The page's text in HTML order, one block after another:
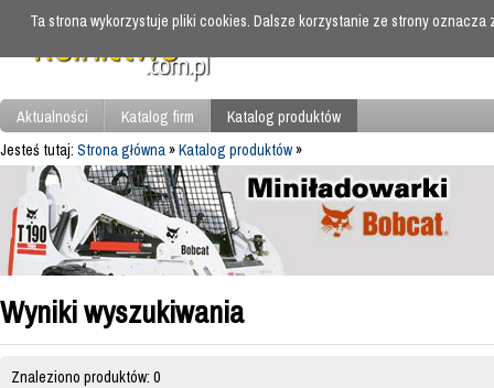
Aktualności Katalog firm
Katalog produktów
Jesteś tutaj: Strona główna»Katalog produktów»
Wyniki wyszukiwania
Znaleziono produktów: 0
Ta strona wykorzystuje pliki cookies. Dalsze korzystanie ze strony